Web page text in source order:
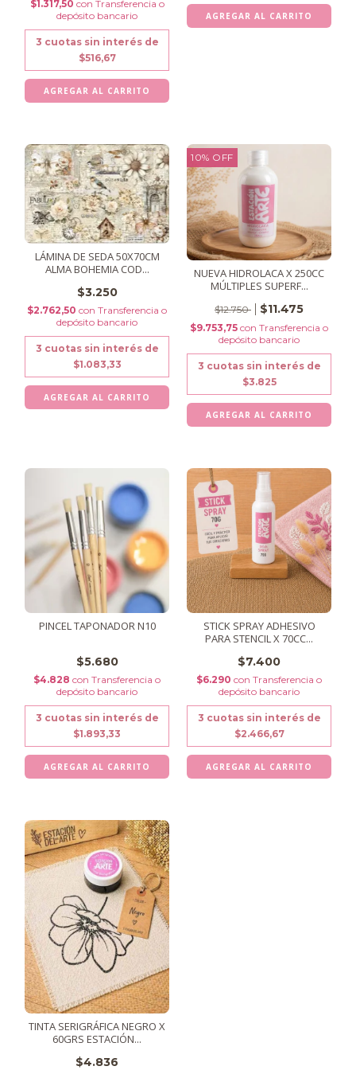
$1.317,50 con Transferencia o
depósito bancario
3 cuotas sin interés de
$516,67
LÁMINA DE SEDA 50X70CM
ALMA BOHEMIA COD...
$3.250
$2.762,50 con Transferencia o
depósito bancario
3 cuotas sin interés de
$1.083,33
10% OFF
NUEVA HIDROLACA X 250CC
MÚLTIPLES SUPERF...
$12.750 $11.475
$9.753,75 con Transferencia o
depósito bancario
3 cuotas sin interés de
$3.825
PINCEL TAPONADOR N10
$5.680
$4.828 con Transferencia o
depósito bancario
3 cuotas sin interés de
$1.893,33
STICK SPRAY ADHESIVO
PARA STENCIL X 70CC...
$7.400
$6.290 con Transferencia o
depósito bancario
3 cuotas sin interés de
$2.466,67
TINTA SERIGRÁFICA NEGRO X
60GRS ESTACIÓN...
$4.836